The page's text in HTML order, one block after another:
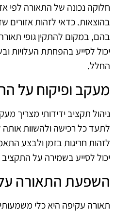
חלוקה נכונה של התאורה לפי
בהוצאות. כדאי לזהות אזורים
בהם, במקום להתקין גופי
יכול לסייע בהפחתת העלויות
החלל.
מעקב ופיקוח על
ניהול תקציב ידידותי מצריך
לתעד כל רכישה ולהשוות אותה
לזהות חריגות בזמן ולבצע
יכול לסייע בשמירה על התקציב
השפעת התאורה על
תאורה עקיפה היא כלי